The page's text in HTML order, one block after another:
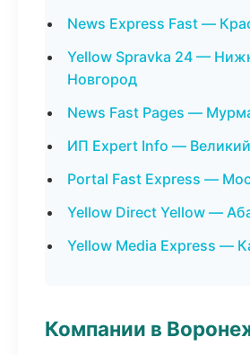
News Express Fast —
Yellow Spravka 24 —
Новгород
News Fast Pages —
ИП Expert Info —
Portal Fast Express —
Yellow Direct Yellow —
Yellow Media Express —
Компании в